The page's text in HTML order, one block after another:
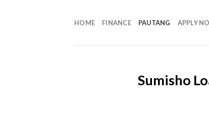
HOME FINANCE PAUTANG APPLY
Sumisho